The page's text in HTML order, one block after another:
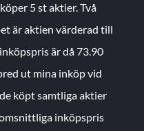
5 st aktier.Två
är aktien värderad till
är då 73.90
ut mina inköp vid
köpt samtliga aktier
inköpspris